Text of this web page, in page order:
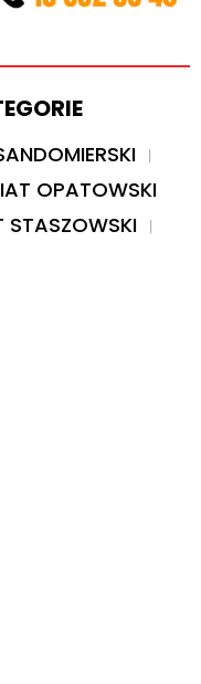
OPATOWSKI
STASZOWSKI